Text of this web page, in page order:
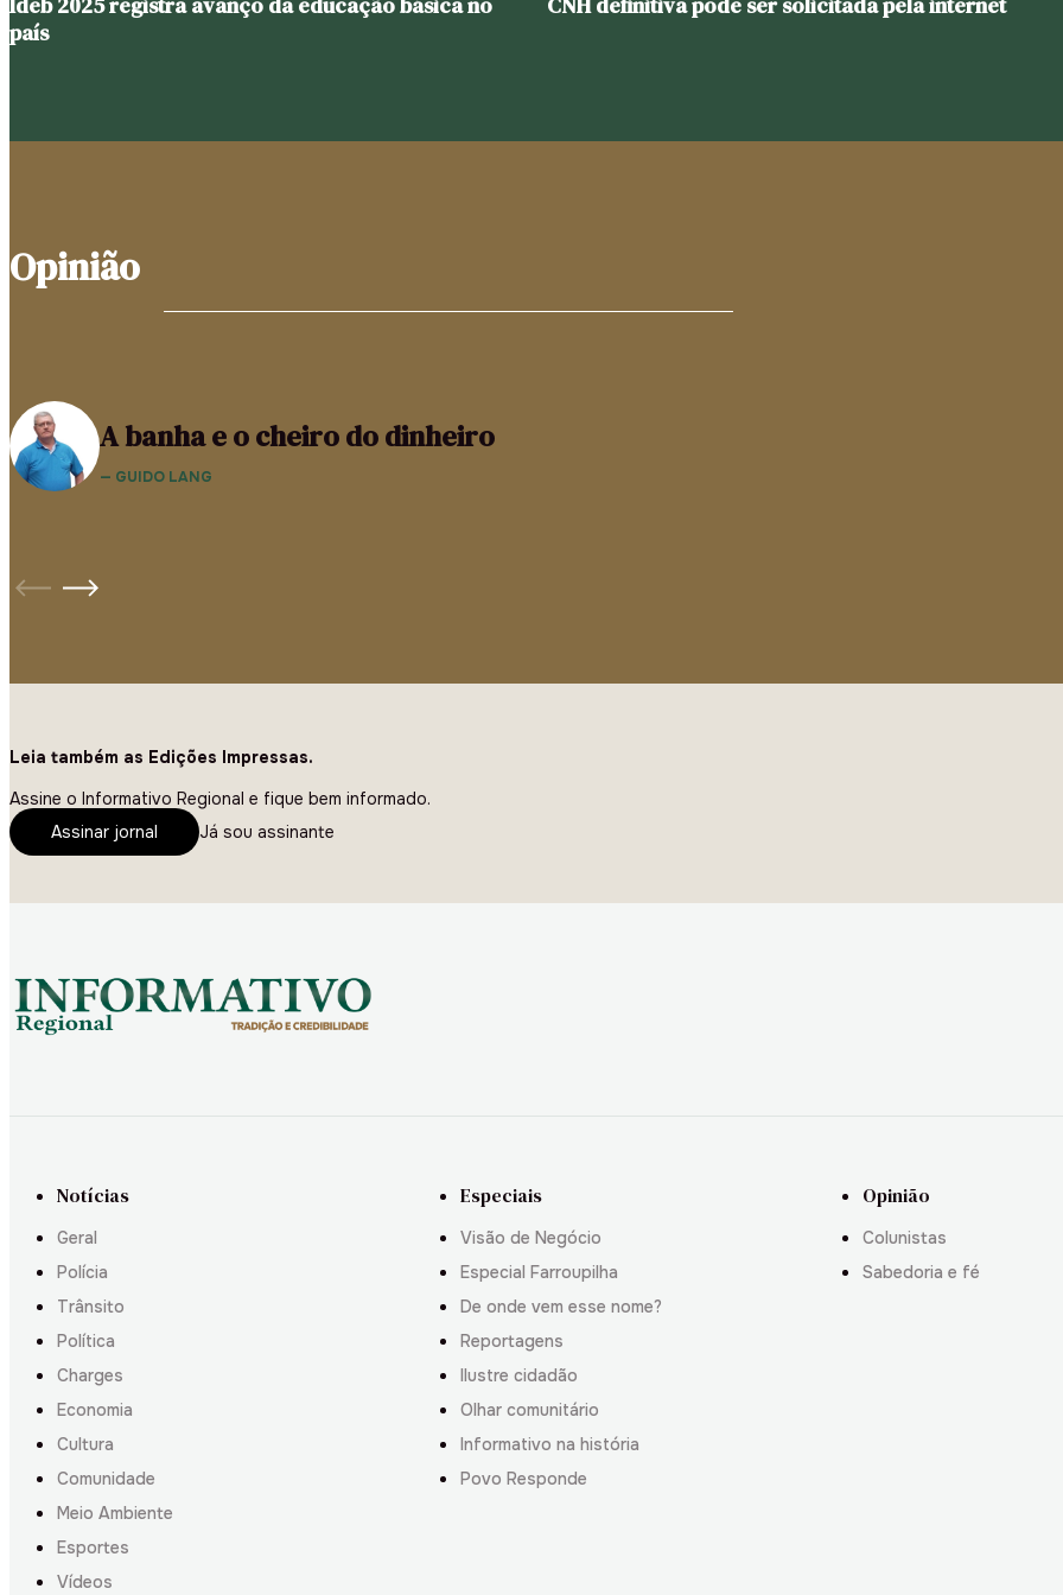
país
Opinião
A banha e o cheiro do dinheiro
— GUIDO LANG
Leia também as Edições Impressas.
Assine o Informativo Regional e fique bem informado.
Assinar jornal
Já sou assinante
Notícias
Geral
Polícia
Trânsito
Política
Charges
Economia
Cultura
Comunidade
Meio Ambiente
Esportes
Vídeos
Especiais
Visão de Negócio
Especial Farroupilha
De onde vem esse nome?
Reportagens
Ilustre cidadão
Olhar comunitário
Informativo na história
Povo Responde
Opinião
Colunistas
Sabedoria e fé